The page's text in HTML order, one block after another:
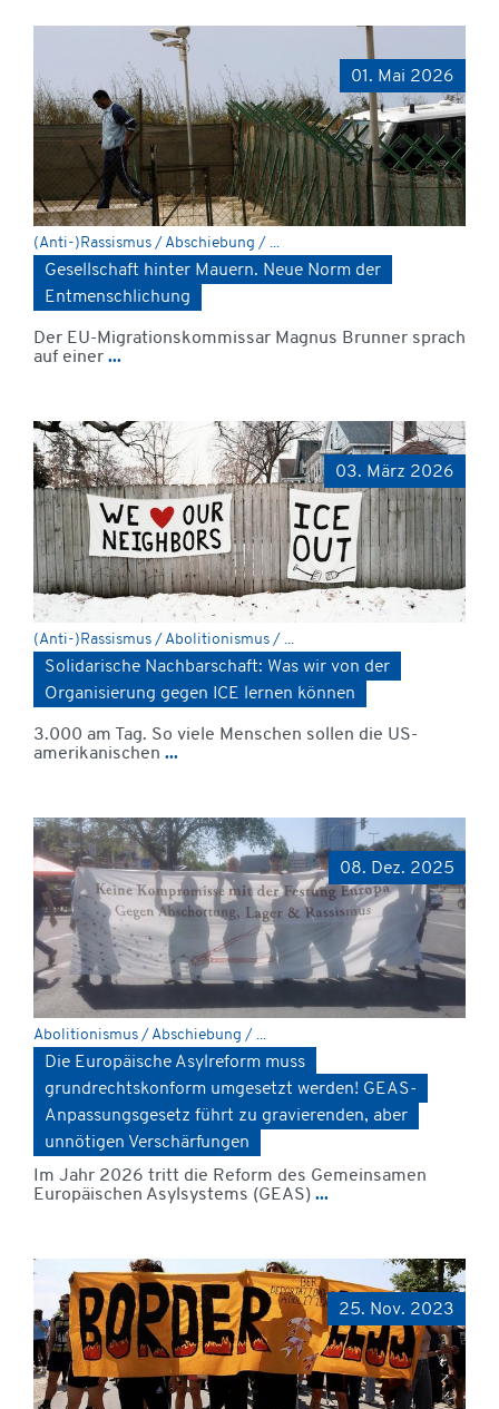
01. Mai 2026
(Anti-)Rassismus / Abschiebung / ...
Gesellschaft hinter Mauern. Neue Norm der
Entmenschlichung
Der EU-Migrationskommissar Magnus Brunner sprach
auf einer ...
03. März 2026
(Anti-)Rassismus / Abolitionismus / ...
Solidarische Nachbarschaft: Was wir von der
Organisierung gegen ICE lernen können
3.000 am Tag. So viele Menschen sollen die US-
amerikanischen ...
08. Dez. 2025
Abolitionismus / Abschiebung / ...
Die Europäische Asylreform muss
grundrechtskonform umgesetzt werden! GEAS-
Anpassungsgesetz führt zu gravierenden, aber
unnötigen Verschärfungen
Im Jahr 2026 tritt die Reform des Gemeinsamen
Europäischen Asylsystems (GEAS) ...
25. Nov. 2023